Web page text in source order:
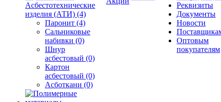
Асбестотехнические
изделия (АТИ) (4)
Паронит (4)
Сальниковые
набивки (0)
Шнур
асбестовый (0)
Картон
асбестовый (0)
Асботкани (0)
Реквизиты
Документы
Новости
Оптовым
покупателям